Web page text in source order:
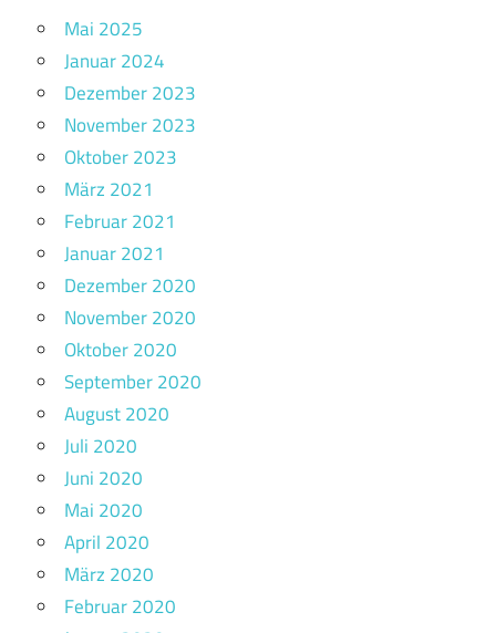
Mai 2025
Januar 2024
Dezember 2023
November 2023
Oktober 2023
März 2021
Februar 2021
Januar 2021
Dezember 2020
November 2020
Oktober 2020
September 2020
August 2020
Juli 2020
Juni 2020
Mai 2020
April 2020
März 2020
Februar 2020